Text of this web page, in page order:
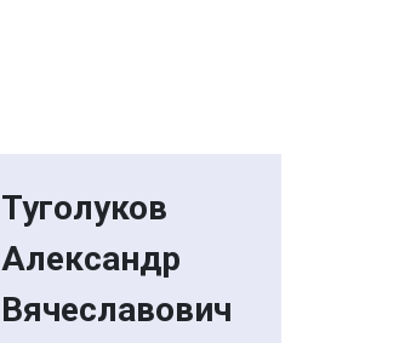
Туголуков
Александр
Вячеславович